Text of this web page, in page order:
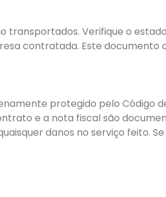
transportados. Verifique o
contratada. Este documento
protegido pelo Código
e a nota fiscal são
danos no serviço feito.